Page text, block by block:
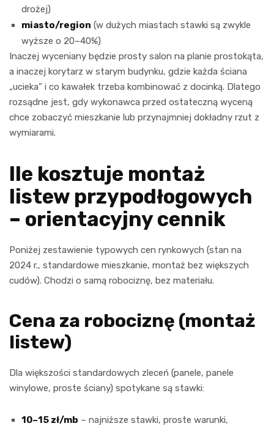
drożej)
miasto/region (w dużych miastach stawki są zwykle
wyższe o 20–40%)
Inaczej wyceniany będzie prosty salon na planie prostokąta,
a inaczej korytarz w starym budynku, gdzie każda ściana
„ucieka” i co kawałek trzeba kombinować z docinką. Dlatego
rozsądne jest, gdy wykonawca przed ostateczną wyceną
chce zobaczyć mieszkanie lub przynajmniej dokładny rzut z
wymiarami.
Ile kosztuje montaż
listew przypodłogowych
– orientacyjny cennik
Poniżej zestawienie typowych cen rynkowych (stan na
2024 r., standardowe mieszkanie, montaż bez większych
cudów). Chodzi o samą robociznę, bez materiału.
Cena za robociznę (montaż
listew)
Dla większości standardowych zleceń (panele, panele
winylowe, proste ściany) spotykane są stawki:
10–15 zł/mb – najniższe stawki, proste warunki,